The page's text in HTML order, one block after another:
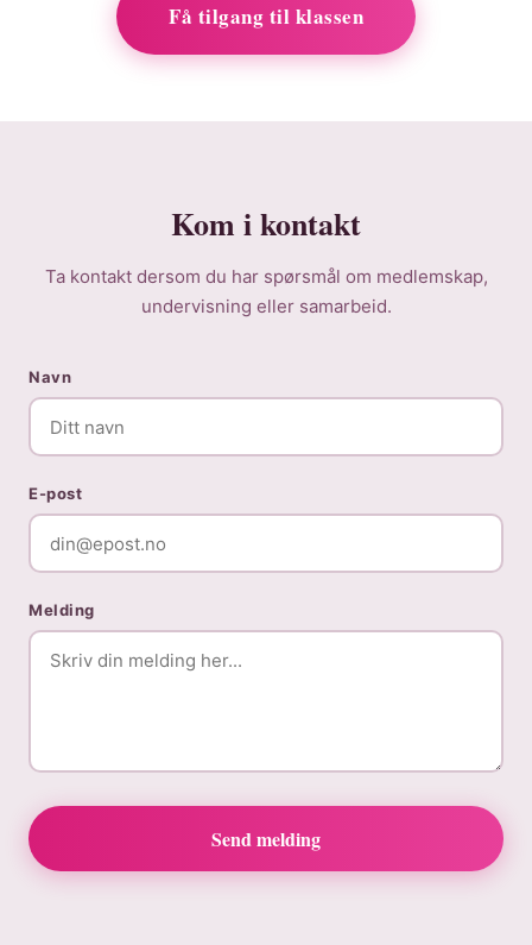
Få tilgang til klassen
Kom i kontakt
Ta kontakt dersom du har spørsmål om medlemskap,
undervisning eller samarbeid.
Navn
E-post
Melding
Send melding